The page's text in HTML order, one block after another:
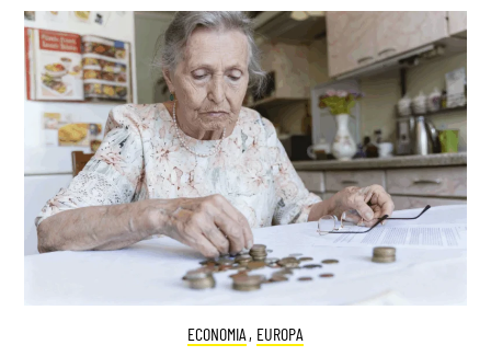
ECONOMIA , EUROPA